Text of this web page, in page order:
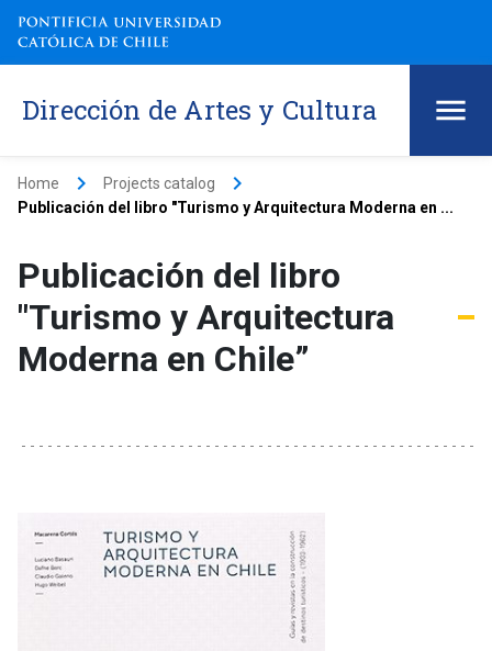
Dirección de Artes y Cultura
Home keyboard_arrow_right Projects catalog keyboard_arrow_right
Publicación del libro "Turismo y Arquitectura Moderna en ...
Publicación del libro
"Turismo y Arquitectura
Moderna en Chile”